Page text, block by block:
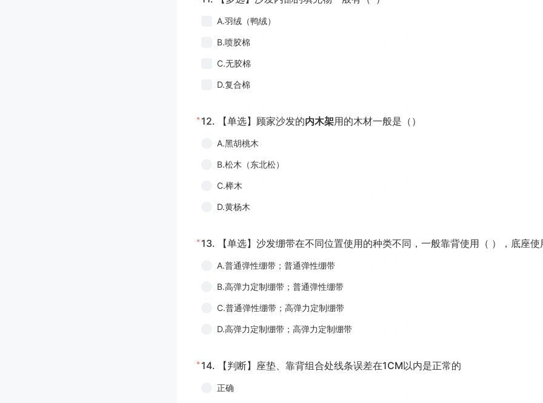
A.羽绒（鸭绒）
B.喷胶棉
C.无胶棉
D.复合棉
* 12. 【单选】顾家沙发的内木架用的木材一般是（）
A.黑胡桃木
B.松木（东北松）
C.榉木
D.黄杨木
* 13. 【单选】沙发绷带在不同位置使用的种类不同，一般靠背使用（ ），底座使
A.普通弹性绷带；普通弹性绷带
B.高弹力定制绷带；普通弹性绷带
C.普通弹性绷带；高弹力定制绷带
D.高弹力定制绷带；高弹力定制绷带
* 14. 【判断】座垫、靠背组合处线条误差在1CM以内是正常的
正确